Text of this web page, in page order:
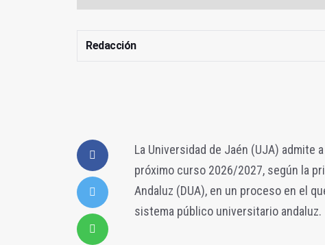
Redacción
La Universidad de Jaén (UJA) admite a
próximo curso 2026/2027, según la
Andaluz (DUA), en un proceso en el
sistema público universitario andaluz.